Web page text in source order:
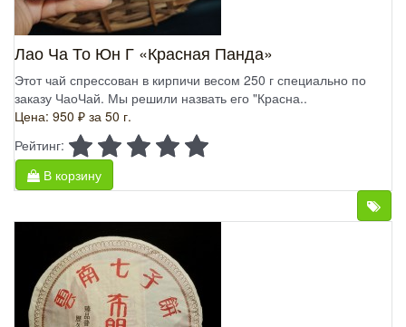
Лао Ча То Юн Г «Красная Панда»
Этот чай спрессован в кирпичи весом 250 г специально по
заказу ЧаоЧай. Мы решили назвать его "Красна..
Цена: 950 ₽ за 50 г.
Рейтинг:
В корзину